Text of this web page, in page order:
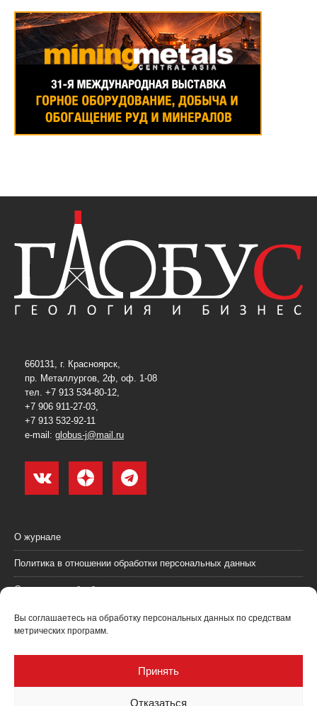
Вы соглашаетесь на обработку персональных данных по средствам
метрических программ.
Принять
Отказаться
660131, г. Красноярск,
пр. Металлургов, 2ф, оф. 1-08
тел. +7 913 534-80-12,
+7 906 911-27-03,
+7 913 532-92-11
e-mail: globus-j@mail.ru
О журнале
Политика в отношении обработки персональных данных
Согласие на обработку персональных данных
Пользовательское соглашение (оферта)